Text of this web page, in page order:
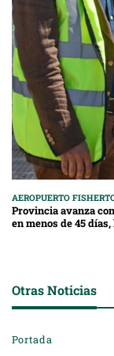
AEROPUERTO
Provincia avanza
en menos de 45
Otras Noticias
Portada